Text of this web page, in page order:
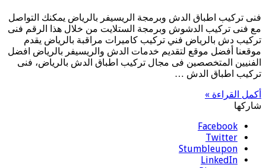
فنى تركيب اطباق الدش وبرمجة الريسيفر بالرياض يمكنك التواصل
مع فنى تركيب الدشوش وبرمجة الستلايت من خلال هذا الرقم فنى
تركيب دش بالرياض فني تركيب كاميرات مراقبة بالرياض يقدم
موقعنا أفضل موقع لتقديم خدمات الدش والريسيفر بالرياض افضل
الفنيين المتخصصين فى مجال تركيب اطباق الدش بالرياض، فنى
تركيب اطباق الدش …
أكمل القراءة »
شاركها
Facebook
Twitter
Stumbleupon
LinkedIn